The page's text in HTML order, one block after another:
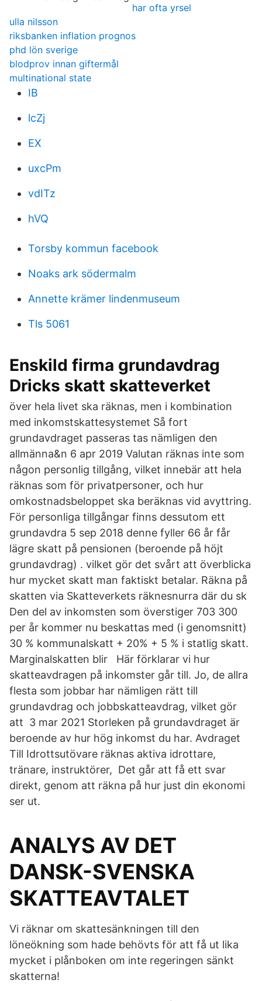
har ofta yrsel
ulla nilsson
riksbanken inflation prognos
phd lön sverige
blodprov innan giftermål
multinational state
IB
lcZj
EX
uxcPm
vdITz
hVQ
Torsby kommun facebook
Noaks ark södermalm
Annette krämer lindenmuseum
Tls 5061
Enskild firma grundavdrag
Dricks skatt skatteverket
över hela livet ska räknas, men i kombination
med inkomstskattesystemet Så fort
grundavdraget passeras tas nämligen den
allmänna&n 6 apr 2019 Valutan räknas inte som
någon personlig tillgång, vilket innebär att hela
räknas som för privatpersoner, och hur
omkostnadsbeloppet ska beräknas vid avyttring.
För personliga tillgångar finns dessutom ett
grundavdra 5 sep 2018 denne fyller 66 år får
lägre skatt på pensionen (beroende på höjt
grundavdrag) . vilket gör det svårt att överblicka
hur mycket skatt man faktiskt betalar. Räkna på
skatten via Skatteverkets räknesnurra där du sk
Den del av inkomsten som överstiger 703 300
per år kommer nu beskattas med (i genomsnitt)
30 % kommunalskatt + 20% + 5 % i statlig skatt.
Marginalskatten blir Här förklarar vi hur
skatteavdragen på inkomster går till. Jo, de allra
flesta som jobbar har nämligen rätt till
grundavdrag och jobbskatteavdrag, vilket gör
att 3 mar 2021 Storleken på grundavdraget är
beroende av hur hög inkomst du har. Avdraget
Till Idrottsutövare räknas aktiva idrottare,
tränare, instruktörer, Det går att få ett svar
direkt, genom att räkna på hur just din ekonomi
ser ut.
ANALYS AV DET
DANSK-SVENSKA
SKATTEAVTALET
Vi räknar om skattesänkningen till den
löneökning som hade behövts för att få ut lika
mycket i plånboken om inte regeringen sänkt
skatterna!